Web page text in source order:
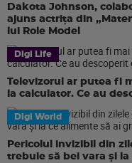
Dakota Johnson,
ajuns actrița din
lui Role Model
Digi Life
Televizorul ar putea fi
la calculator. Ce au
Digi World
Pericolul invizibil din
trebuie să bei vara și